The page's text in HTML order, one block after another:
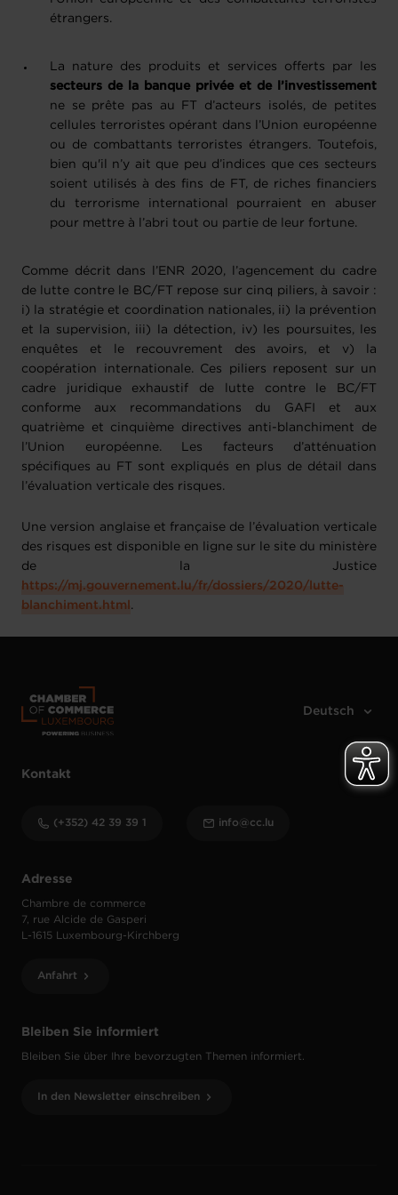
étrangers.
La nature des produits et services offerts par les
secteurs de la banque privée et de l’investissement
ne se prête pas au FT d’acteurs isolés, de petites
cellules terroristes opérant dans l’Union européenne
ou de combattants terroristes étrangers. Toutefois,
bien qu'il n’y ait que peu d’indices que ces secteurs
soient utilisés à des fins de FT, de riches financiers
du terrorisme international pourraient en abuser
pour mettre à l’abri tout ou partie de leur fortune.
Comme décrit dans l’ENR 2020, l’agencement du cadre
de lutte contre le BC/FT repose sur cinq piliers, à savoir :
i) la stratégie et coordination nationales, ii) la prévention
et la supervision, iii) la détection, iv) les poursuites, les
enquêtes et le recouvrement des avoirs, et v) la
coopération internationale. Ces piliers reposent sur un
cadre juridique exhaustif de lutte contre le BC/FT
conforme aux recommandations du GAFI et aux
quatrième et cinquième directives anti-blanchiment de
l’Union européenne. Les facteurs d’atténuation
spécifiques au FT sont expliqués en plus de détail dans
l’évaluation verticale des risques.
Une version anglaise et française de l’évaluation verticale
des risques est disponible en ligne sur le site du ministère
de la Justice
https://mj.gouvernement.lu/fr/dossiers/2020/lutte-
blanchiment.html .
Bleiben Sie informiert
Bleiben Sie über Ihre bevorzugten Themen informiert.
In den Newsletter einschreiben
Adresse
Chambre de commerce
7, rue Alcide de Gasperi
L-1615 Luxembourg-Kirchberg
Anfahrt
Kontakt
(+352) 42 39 39 1 info@cc.lu